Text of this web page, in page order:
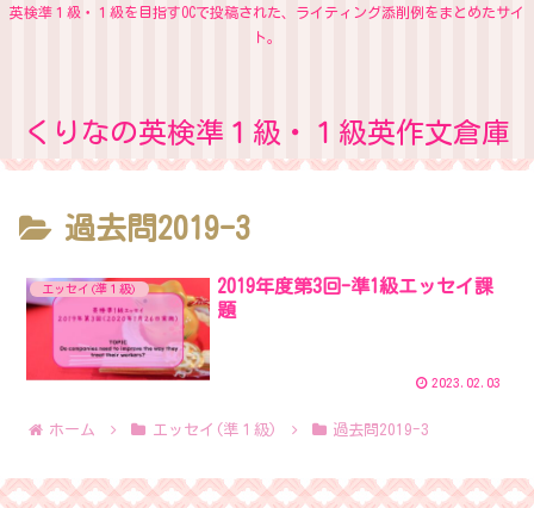
英検準１級・１級を目指すOCで投稿された、ライティング添削例をまとめたサイ
ト。
くりなの英検準１級・１級英作文倉庫
過去問2019-3
エッセイ(準１級)
2019年度第3回-準1級エッセイ課
題
2023.02.03
ホーム エッセイ(準１級) 過去問2019-3